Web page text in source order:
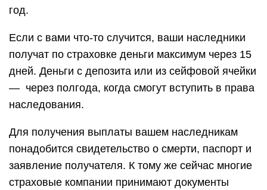
год.
Если с вами что-то случится, ваши наследники
получат по страховке деньги максимум через 15
дней. Деньги с депозита или из сейфовой ячейки
— через полгода, когда смогут вступить в права
наследования.
Для получения выплаты вашем наследникам
понадобится свидетельство о смерти, паспорт и
заявление получателя. К тому же сейчас многие
страховые компании принимают документы